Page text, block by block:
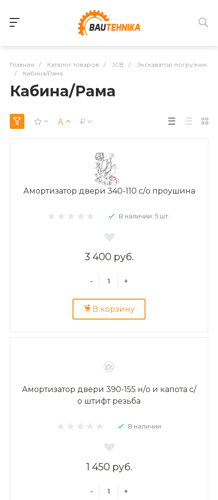
Главная / Каталог товаров / JCB /
Экскаватор погрузчик
/
Кабина/Рама
Кабина/Рама
Амортизатор двери 340-110 с/о проушина
В наличии: 5 шт.
3 400 руб.
- +
В корзину
Амортизатор двери 390-155 н/о и капота с/
о штифт резьба
В наличии
1 450 руб.
- +